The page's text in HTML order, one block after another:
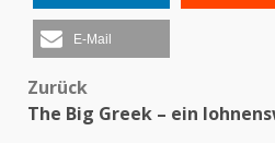
E-Mail
Beitragsnavigation
Zurück
The Big Greek – ein